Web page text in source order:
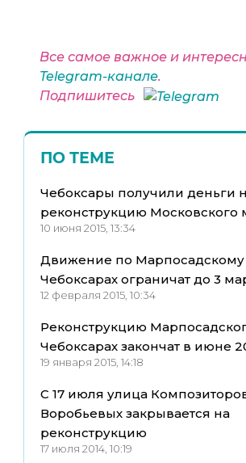
Все самое важное и
Telegram-канале.
Подпишитесь
ПО ТЕМЕ
Чебоксары получили деньги
реконструкцию Московского
10 июня 2015, 13:34
Движение по Марпосадскому
Чебоксарах ограничат до 3
12 февраля 2015, 10:34
Реконструкцию
Чебоксарах закончат в июне
19 января 2015, 14:18
С 17 июля улица
Воробьевых закрывается на
реконструкцию
17 июля 2014, 10:19